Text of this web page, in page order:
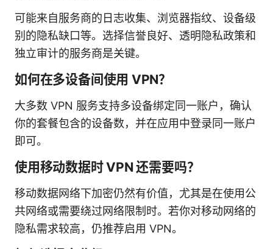
可能来自服务商的日志收集、浏览器指纹、设备级
别的隐私缺口等。选择信誉良好、透明隐私政策和
独立审计的服务商是关键。
如何在多设备间使用 VPN？
大多数 VPN 服务支持多设备绑定同一账户，确认
你的套餐包含的设备数，并在应用中登录同一账户
即可。
使用移动数据时 VPN 还需要吗？
移动数据网络下加密仍然有价值，尤其是在使用公
共网络或需要绕过网络限制时。若你对移动网络的
隐私需求较高，仍推荐启用 VPN。